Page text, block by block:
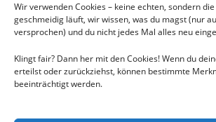
Wir verwenden Cookies – keine echten, sondern
geschmeidig läuft, wir wissen, was du magst (nur
versprochen) und du nicht jedes Mal alles neu
Klingt fair? Dann her mit den Cookies! Wenn du
erteilst oder zurückziehst, können bestimmte
beeinträchtigt werden.
Casquette Je Suis Marine
€19,70
ICH WILL KEINEN KRIEG